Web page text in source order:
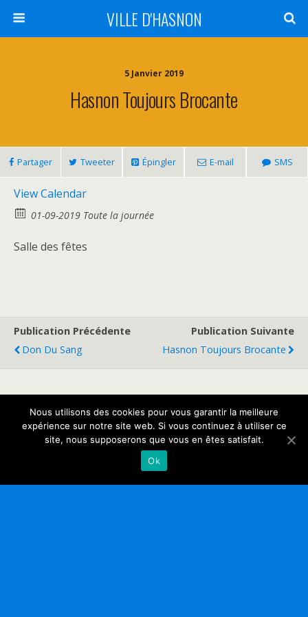
VILLE D'HASNON
5 Janvier 2019
Hasnon Toujours Brocante
Partager Tweeter Épingler E-mail SMS
View Calendar
01-09-2019 Toute la journée
Salle des fêtes
Publication Précédente
Don Du Sang
Publication Suivante
Hasnon Toujours Brocante
Retour au début
Mobile Bureau
Nous utilisons des cookies pour vous garantir la meilleure
expérience sur notre site web. Si vous continuez à utiliser ce
site, nous supposerons que vous en êtes satisfait.
Ok